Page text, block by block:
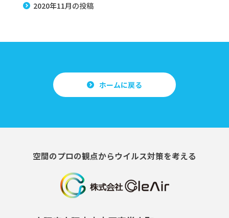
2020年11月の投稿
ホームに戻る
空間のプロの観点からウイルス対策を考える